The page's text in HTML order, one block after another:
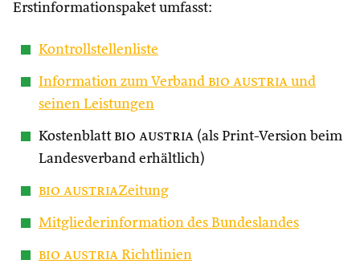
Erstinformationspaket umfasst:
Kontrollstellenliste
Information zum Verband bio austria und
seinen Leistungen
Kostenblatt bio austria (als Print-Version beim
Landesverband erhältlich)
bio austriaZeitung
Mitgliederinformation des Bundeslandes
bio austria Richtlinien